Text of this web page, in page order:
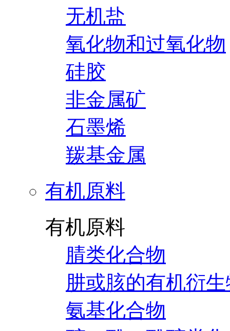
无机盐
氧化物和过氧化物
硅胶
非金属矿
石墨烯
羰基金属
有机原料
有机原料
腈类化合物
肼或胲的有机衍
氨基化合物